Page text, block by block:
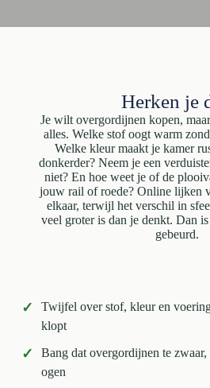
Herken je
Je wilt overgordijnen kopen,
alles. Welke stof oogt warm
Welke kleur maakt je kamer
donkerder? Neem je een
niet? En hoe weet je of de
jouw rail of roede? Online lijken
elkaar, terwijl het verschil in
veel groter is dan je denkt. Dan
gebeurd.
✓
Twijfel over stof, kleur en
klopt
✓
Bang dat overgordijnen te
ogen